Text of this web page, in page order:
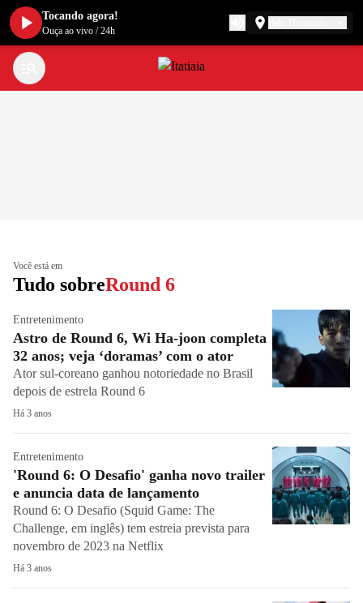
Você está em
Tudo sobreRound 6
Entretenimento
Astro de Round 6, Wi Ha-joon completa
32 anos; veja ‘doramas’ com o ator
Ator sul-coreano ganhou notoriedade no Brasil
depois de estrela Round 6
Há 3 anos
Entretenimento
'Round 6: O Desafio' ganha novo trailer
e anuncia data de lançamento
Round 6: O Desafio (Squid Game: The
Challenge, em inglês) tem estreia prevista para
novembro de 2023 na Netflix
Há 3 anos
Tocando agora!
Ouça ao vivo /24h